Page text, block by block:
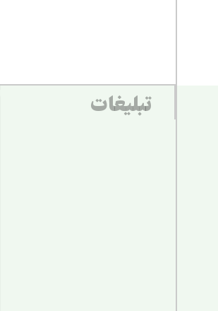
تبلیغات